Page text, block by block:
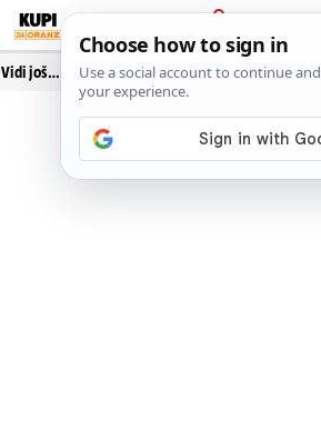
PRIJAVA
Vidi još…